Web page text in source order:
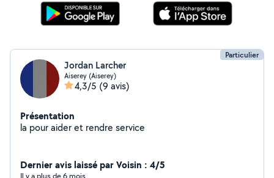
Particulier
Jordan Larcher
Aiserey (Aiserey)
4,3/5 (9 avis)
Présentation
la pour aider et rendre service
Dernier avis laissé par Voisin : 4/5
Il y a plus de 6 mois